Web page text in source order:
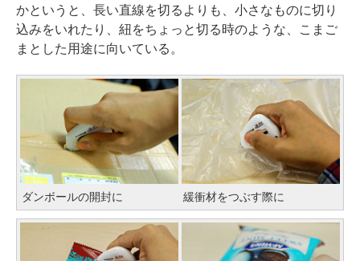
かというと、長い直線を切るよりも、小さなものに切り
込みをいれたり、紐をちょっと切る時のような、こまご
まとした用途に向いている。
ダンボールの開封に 緩衝材をつぶす際に